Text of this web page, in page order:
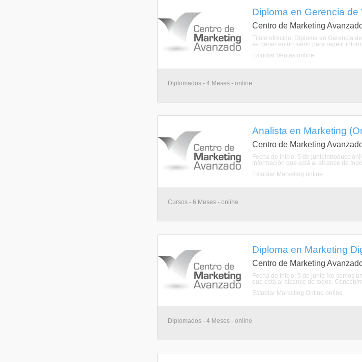
Diploma en Gerencia de
Centro de Marketing
Título ofrecido: Diploma en Gerencia
se paran en un salón para repetir
Estudiar Ventas online
Diplomados - 4 Meses - online
Analista en Marketing
Centro de Marketing
Fecha de inicio: 5 de
información que está al alcance de
Estudiar Marketing online
Cursos - 6 Meses - online
Diploma en Marketing
Centro de Marketing
Fecha de Inicio: 5 de junio No somos
que está al alcance de todos.
Estudiar Marketing Online online
Diplomados - 4 Meses - online